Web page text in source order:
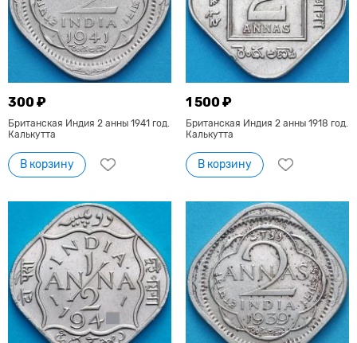
300 ₽
Британская Индия 2 анны 1941 год.
Калькутта
В корзину
1 500 ₽
Британская Индия 2 анны 1918 год.
Калькутта
В корзину